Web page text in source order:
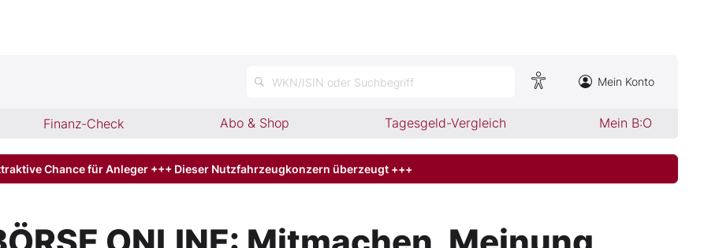
WKN/ISIN oder Suchbegriff Mein Konto
Finanz-Check Abo & Shop Tagesgeld-Vergleich Mein B:O
Chance für Anleger +++ Dieser Nutzfahrzeugkonzern überzeugt +++